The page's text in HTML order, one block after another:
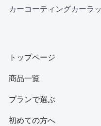
カーコーティングカーラ
トップページ
商品一覧
プランで選ぶ
初めての方へ